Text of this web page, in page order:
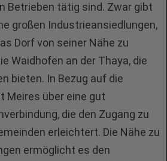
Betrieben tätig sind. Zwar gibt
großen Industrieansiedlungen,
Dorf von seiner Nähe zu
Waidhofen an der Thaya, die
bieten. In Bezug auf die
Meires über eine gut
die den Zugang zu
erleichtert. Die Nähe zu
ermöglicht es den